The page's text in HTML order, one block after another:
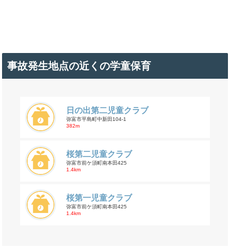
事故発生地点の近くの学童保育
日の出第二児童クラブ
弥富市平島町中新田104-1
382m
桜第二児童クラブ
弥富市前ケ須町南本田425
1.4km
桜第一児童クラブ
弥富市前ケ須町南本田425
1.4km